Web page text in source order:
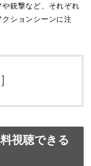
銃撃など、それぞれ
ションシーンに注
]
視聴できる